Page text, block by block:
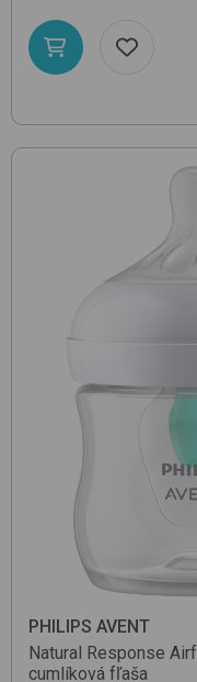
PHILIPS AVENT
Natural Response
cumlíková fľaša